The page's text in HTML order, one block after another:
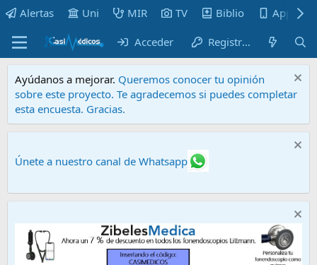
Alertas Uni MIR TV Biblio Apps
Acceder Registrarse
Ayúdanos a mejorar. Queremos conocer tu opinión
sobre este proyecto. Te agradecemos si puedes completar
esta encuesta. Gracias.
Únete a nuestro canal de Whatsapp